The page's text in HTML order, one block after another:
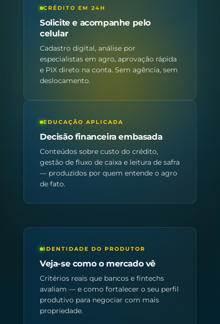
CRÉDITO EM 24H
Solicite e acompanhe pelo
celular
Cadastro digital, análise por
especialistas em agro, aprovação rápida
e PIX direto na conta. Sem agência, sem
deslocamento.
EDUCAÇÃO APLICADA
Decisão financeira embasada
Conteúdos sobre custo do crédito,
gestão de fluxo de caixa e leitura de safra
— produzidos por quem entende o agro
de fato.
IDENTIDADE DO PRODUTOR
Veja-se como o mercado vê
Critérios reais que bancos e fintechs
avaliam — e como fortalecer o seu perfil
produtivo para negociar com mais
propriedade.